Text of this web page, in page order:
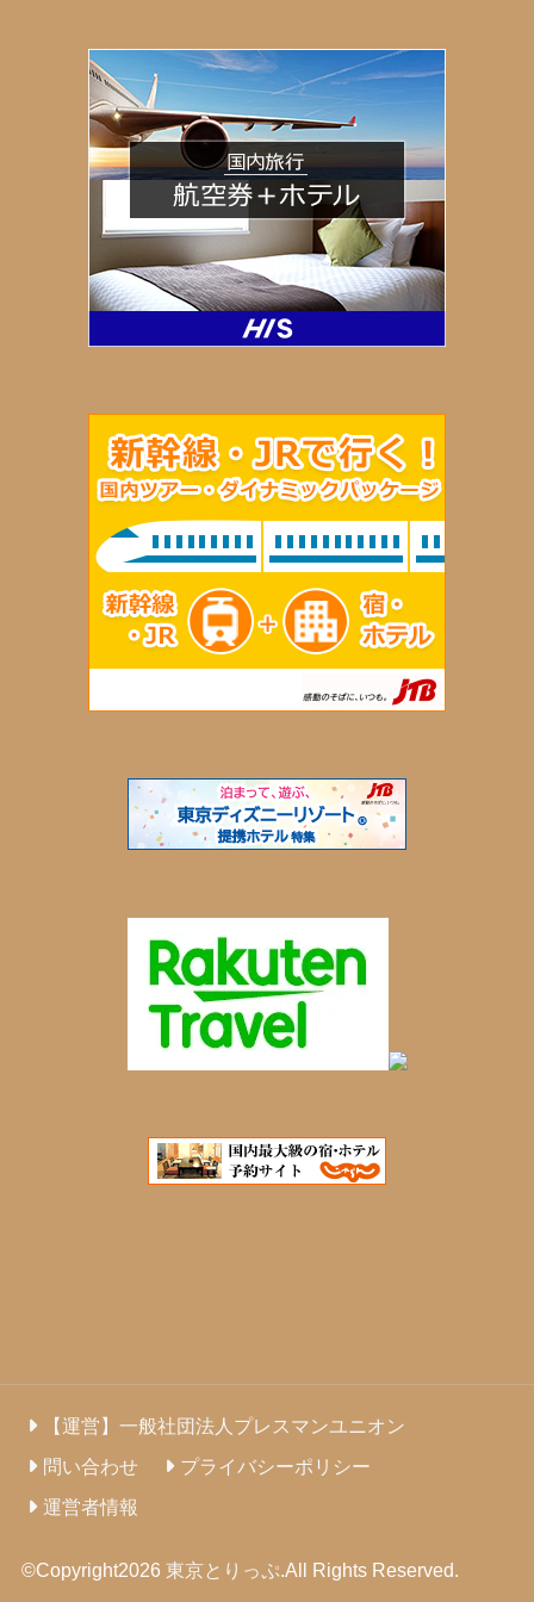
【運営】一般社団法人プレスマンユニオン
問い合わせ
プライバシーポリシー
運営者情報
©Copyright2026 東京とりっぷ.All Rights Reserved.